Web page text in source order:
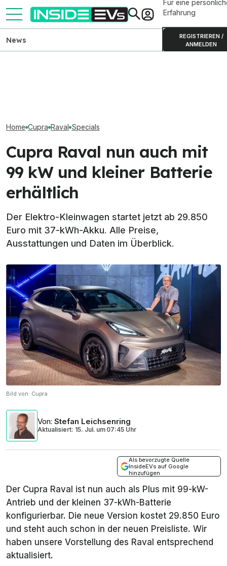
Für eine
Erfahrung
REGISTRIEREN /
ANMELDEN
News
Home Cupra Raval Specials
Cupra Raval nun auch mit
99 kW und kleiner Batterie
erhältlich
Der Elektro-Kleinwagen startet jetzt ab 29.850
Euro mit 37-kWh-Akku. Alle Preise,
Ausstattungen und Daten im Überblick.
Bild von: Cupra
Von: Stefan Leichsenring
Aktualisiert: 15. Jul. um 07:45 Uhr
Als bevorzugte Quelle
InsideEVs auf Google
hinzufügen
Der Cupra Raval ist nun auch als Plus mit 99-kW-
Antrieb und der kleinen 37-kWh-Batterie
konfigurierbar. Die neue Version kostet 29.850 Euro
und steht auch schon in der neuen Preisliste. Wir
haben unsere Vorstellung des Raval entsprechend
aktualisiert.